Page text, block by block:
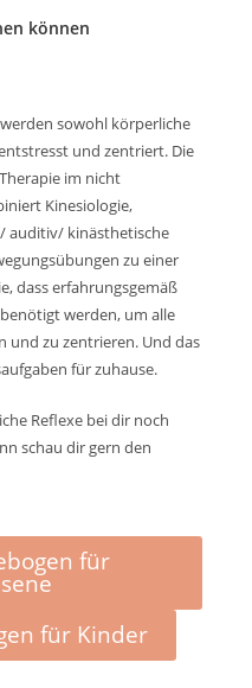
können
sowohl körperliche
und zentriert. Die
im nicht
Kinesiologie,
auditiv/ kinästhetische
zu einer
dass erfahrungsgemäß
werden, um alle
und zu zentrieren. Und das
für zuhause.
Reflexe bei dir noch
schau dir gern den
für
für Kinder